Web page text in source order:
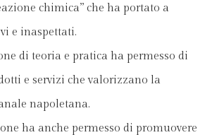
chimica” che ha portato a
e inaspettati.
di teoria e pratica ha permesso di
e servizi che valorizzano la
napoletana.
ha anche permesso di promuovere